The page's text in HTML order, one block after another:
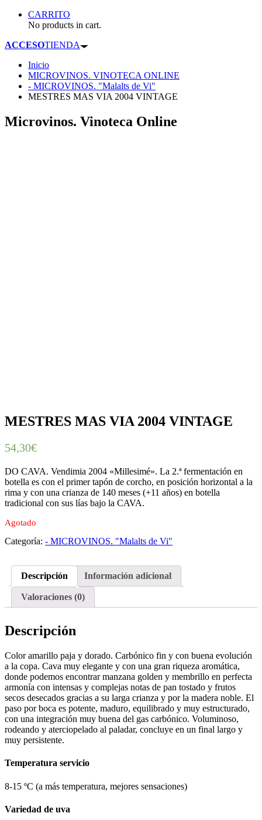
CARRITO
No products in cart.
ACCESOTIENDA
Inicio
MICROVINOS. VINOTECA ONLINE
- MICROVINOS. "Malalts de Vi"
MESTRES MAS VIA 2004 VINTAGE
Microvinos. Vinoteca Online
MESTRES MAS VIA 2004 VINTAGE
54,30€
DO CAVA. Vendimia 2004 «Millesimé». La 2.ª fermentación en
botella es con el primer tapón de corcho, en posición horizontal a la
rima y con una crianza de 140 meses (+11 años) en botella
tradicional con sus lías bajo la CAVA.
Agotado
Categoría: - MICROVINOS. "Malalts de Vi"
Descripción Información adicional
Valoraciones (0)
Descripción
Color amarillo paja y dorado. Carbónico fin y con buena evolución
a la copa. Cava muy elegante y con una gran riqueza aromática,
donde podemos encontrar manzana golden y membrillo en perfecta
armonía con intensas y complejas notas de pan tostado y frutos
secos desecados gracias a su larga crianza y por la madera noble. El
paso por boca es potente, maduro, equilibrado y muy estructurado,
con una integración muy buena del gas carbónico. Voluminoso,
rodeando y aterciopelado al paladar, concluye en un final largo y
muy persistente.
Temperatura servicio
8-15 ºC (a más temperatura, mejores sensaciones)
Variedad de uva